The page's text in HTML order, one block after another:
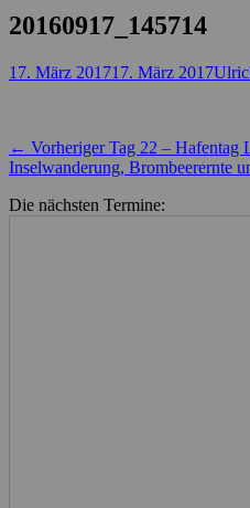
20160917_145714
Posted
17. März 201717. März 2017
Beitragsnavigation
← Vorheriger Vorheriger
Beitrag:
Tag 22 – Hafentag
Inselwanderung, Brombeerernte
Die nächsten Termine: